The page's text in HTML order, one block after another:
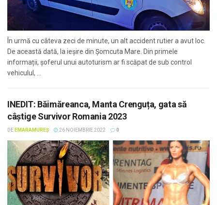
În urmă cu câteva zeci de minute, un alt accident rutier a avut loc.
De această dată, la ieșire din Șomcuta Mare. Din primele
informații, șoferul unui autoturism ar fi scăpat de sub control
vehiculul, ...
INEDIT: Băimăreanca, Manta Crenguța, gata să
câștige Survivor Romania 2023
DE EMARAMUREȘ 26 NOIEMBRIE 2022 0